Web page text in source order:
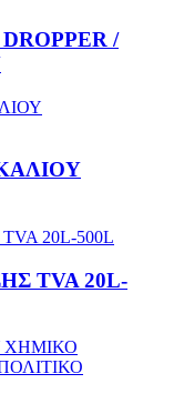
/
TVA 20L-